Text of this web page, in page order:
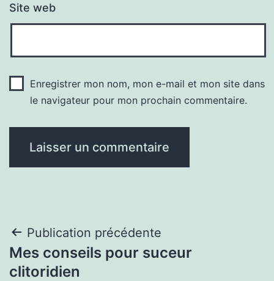
Site web
Enregistrer mon nom, mon e-mail et mon site dans
le navigateur pour mon prochain commentaire.
Navigation
de
Publication précédente
Mes conseils pour suceur
clitoridien